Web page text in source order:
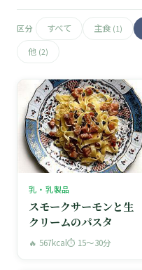
区分 すべて 主食 (1)
他 (2)
乳・乳製品
スモークサーモンと生
クリームのパスタ
🔥 567kcal⏱ 15〜30分